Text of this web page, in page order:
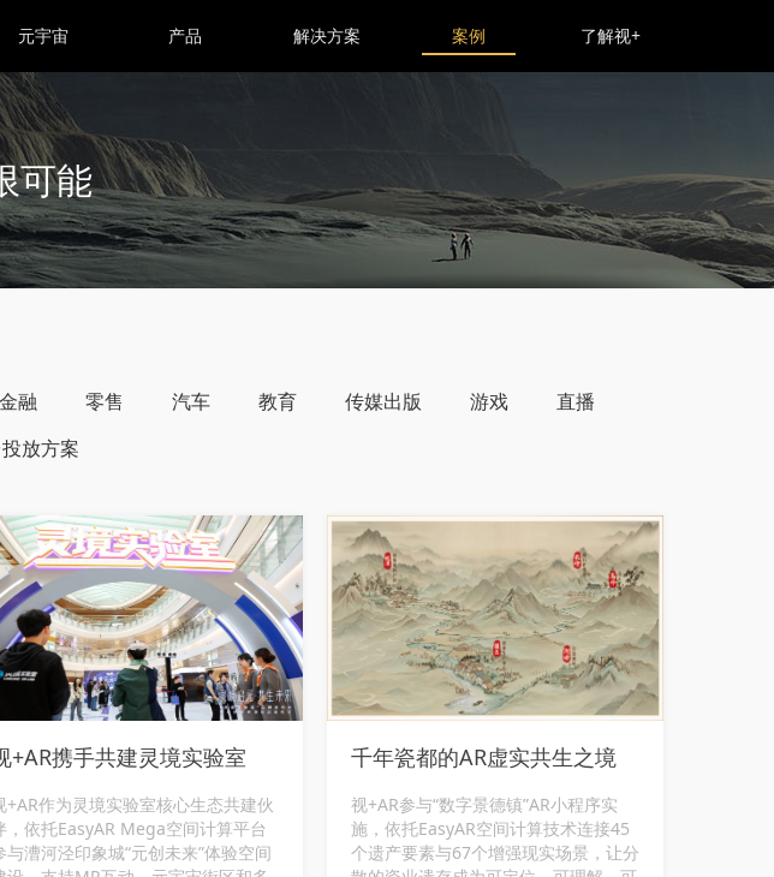
元宇宙 产品 解决方案 案例 了解视+
可能
金融 零售 汽车 教育 传媒出版 游戏
直播
放方案
+AR携手共建灵境实验室
+AR作为灵境实验室核心生态共建伙
，依托EasyAR Mega空间计算平台
与漕河泾印象城“元创未来”体验空间
千年瓷都的AR虚实共生之境
视+AR参与“数字景德镇”AR小程序实
施，依托EasyAR空间计算技术连接45
个遗产要素与67个增强现实场景，让分